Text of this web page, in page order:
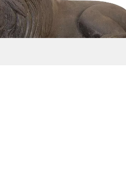
Garten aus Steinguss
Werktagen bei dir